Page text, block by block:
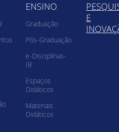
ENSINO
Graduação
Pós-Graduação
e-Disciplinas-
IB
Espaços
Didáticos
Materiais
Didáticos
E